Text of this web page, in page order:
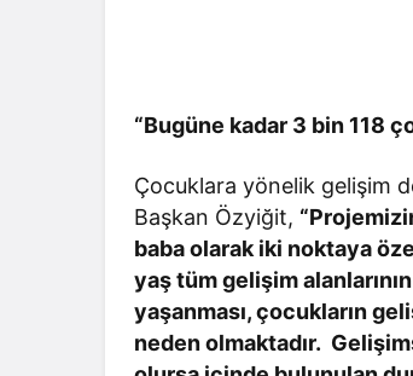
“Bugüne kadar 3 bin 118
Çocuklara yönelik gelişim
Başkan Özyiğit,
baba olarak iki noktaya
yaş tüm gelişim
yaşanması, çocukların
neden olmaktadır.